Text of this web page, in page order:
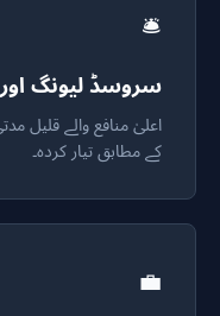
🛎️
سروسڈ لیونگ
اعلیٰ منافع والے قلیل
کے مطابق تیار کردہ۔
💼